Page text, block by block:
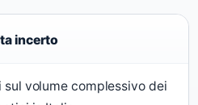
incerto
sul volume complessivo dei